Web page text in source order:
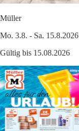
Müller
Mo. 3.8. - Sa. 15.8.2026
Gültig bis 15.08.2026